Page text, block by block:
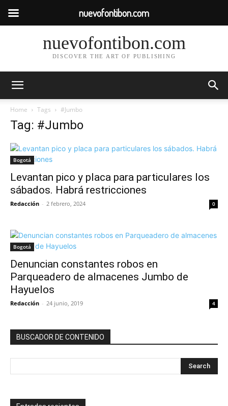
nuevofontibon.com
DISCOVER THE ART OF PUBLISHING
Home Tags #Jumbo
Tag: #Jumbo
Bogotá
Levantan pico y placa para particulares los
sábados. Habrá restricciones
Redacción - 2 febrero, 2024 0
Bogotá
Denuncian constantes robos en
Parqueadero de almacenes Jumbo de
Hayuelos
Redacción - 24 junio, 2019 4
BUSCADOR DE CONTENIDO
nuevofontibon.com